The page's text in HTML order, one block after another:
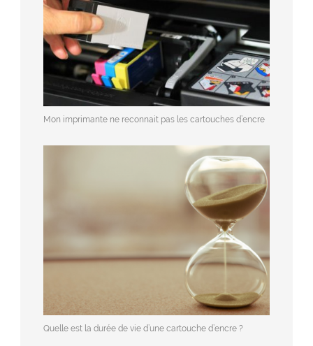
Mon imprimante ne reconnait pas les cartouches d’encre
Quelle est la durée de vie d’une cartouche d’encre ?